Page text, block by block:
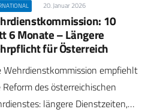
20. Januar 2026
10
6 Monate – Längere
für Österreich
Wehrdienstkommission empfiehlt
Reform des österreichischen
längere Dienstzeiten,…